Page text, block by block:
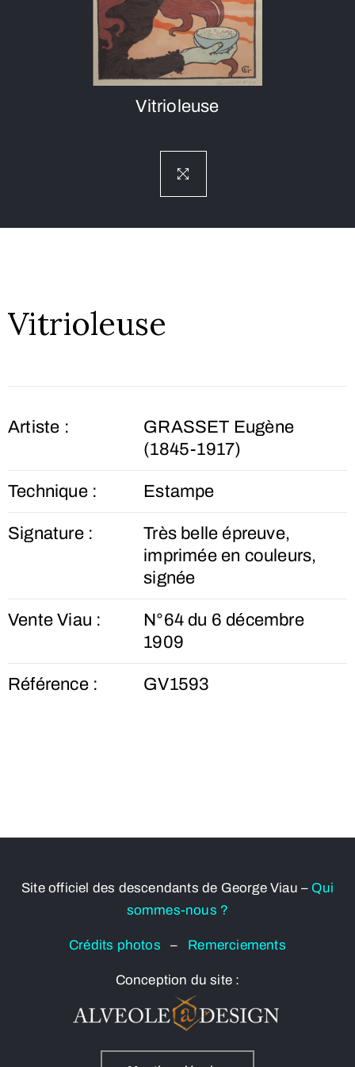
Vitrioleuse
Vitrioleuse
Artiste :
GRASSET Eugène
(1845-1917)
Technique : Estampe
Signature :
Très belle épreuve,
imprimée en couleurs,
signée
Vente Viau :
N°64 du 6 décembre
1909
Référence : GV1593
Site officiel des descendants de George Viau – Qui
sommes-nous ?
Crédits photos– Remerciements
Conception du site :